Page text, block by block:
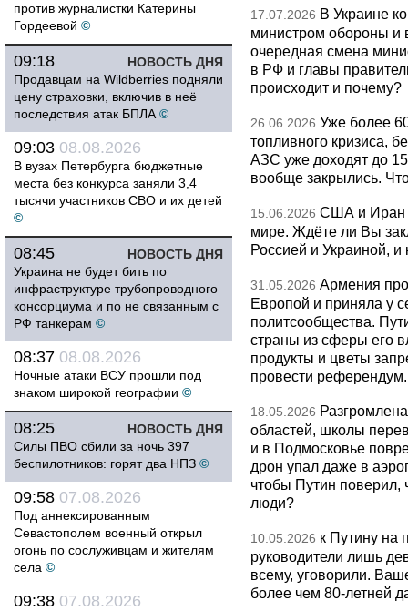
против журналистки Катерины
Гордеевой ©
НОВОСТЬ ДНЯ
09:18
Продавцам на Wildberries подняли
цену страховки, включив в неё
последствия атак БПЛА ©
09:03 08.08.2026
В вузах Петербурга бюджетные
места без конкурса заняли 3,4
тысячи участников СВО и их детей
©
НОВОСТЬ ДНЯ
08:45
Украина не будет бить по
инфраструктуре трубопроводного
консорциума и по не связанным с
РФ танкерам ©
08:37 08.08.2026
Ночные атаки ВСУ прошли под
знаком широкой географии ©
НОВОСТЬ ДНЯ
08:25
Силы ПВО сбили за ночь 397
беспилотников: горят два НПЗ ©
09:58 07.08.2026
Под аннексированным
Севастополем военный открыл
огонь по сослуживцам и жителям
села ©
09:38 07.08.2026
17.07.2026 В Украине
министром обороны и
очередная смена
в РФ и главы
происходит и почему?
26.06.2026 Уже более
топливного кризиса,
АЗС уже доходят до
вообще закрылись.
15.06.2026 США и Иран
мире. Ждёте ли Вы
Россией и Украиной,
31.05.2026 Армения
Европой и приняла у
политсообщества.
страны из сферы его
продукты и цветы
провести
18.05.2026
областей, школы
и в Подмосковье
дрон упал даже в
чтобы Путин поверил,
люди?
10.05.2026 к Путину на
руководители лишь
всему, уговорили.
более чем 80-летней